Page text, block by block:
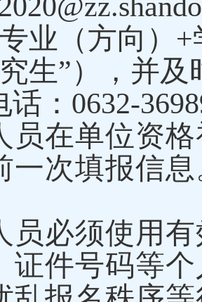
业（方向）
生”），并
话：0632-
员在单位资
一次填报信
员必须使用
证件号码等